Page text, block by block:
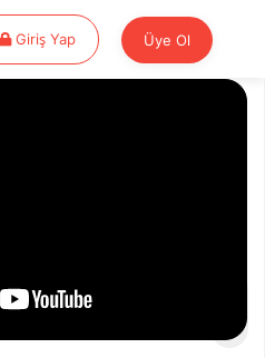
Giriş YapGiriş Yap Üye Ol